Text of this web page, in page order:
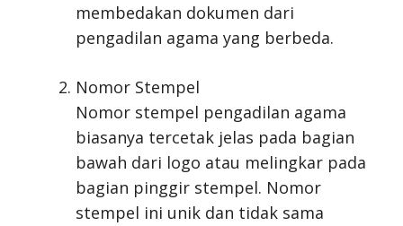
membedakan dokumen dari
pengadilan agama yang berbeda.
Nomor Stempel
Nomor stempel pengadilan agama
biasanya tercetak jelas pada bagian
bawah dari logo atau melingkar pada
bagian pinggir stempel. Nomor
stempel ini unik dan tidak sama